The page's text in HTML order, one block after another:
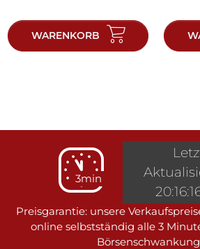
WARENKORB
3min
Preisgarantie: unsere
online selbstständig alle 3